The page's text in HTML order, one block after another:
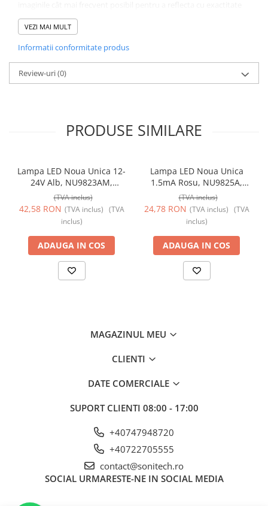
produsele noastre, însă pot apărea mici variații. Vă mulțumim
pentru înțelegere!
VEZI MAI MULT
Informatii conformitate produs
Review-uri(0)
PRODUSE SIMILARE
Lampa LED Noua Unica 12-
24V Alb, NU9823AM,
Schneider Electric -
Schneider
(TVA inclus)
42,58 RON (TVA inclus) (TVA
inclus)
ADAUGA IN COS
Lampa LED Noua Unica
1.5mA Rosu, NU9825A,
Schneider Electric -
Schneider
(TVA inclus)
24,78 RON (TVA inclus) (TVA
inclus)
ADAUGA IN COS
MAGAZINUL MEU
CLIENTI
DATE COMERCIALE
SUPORT CLIENTI 08:00 - 17:00
+40747948720
+40722705555
contact@sonitech.ro
SOCIAL URMARESTE-NE IN SOCIAL MEDIA